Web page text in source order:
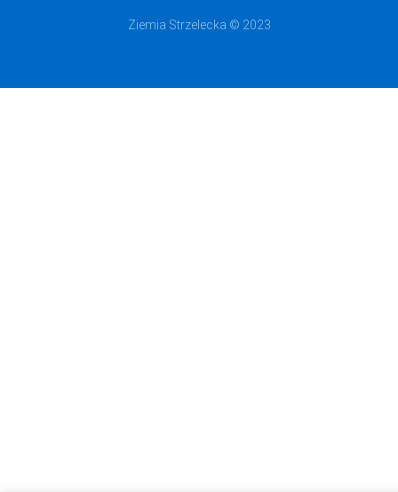
Ziemia Strzelecka © 2023